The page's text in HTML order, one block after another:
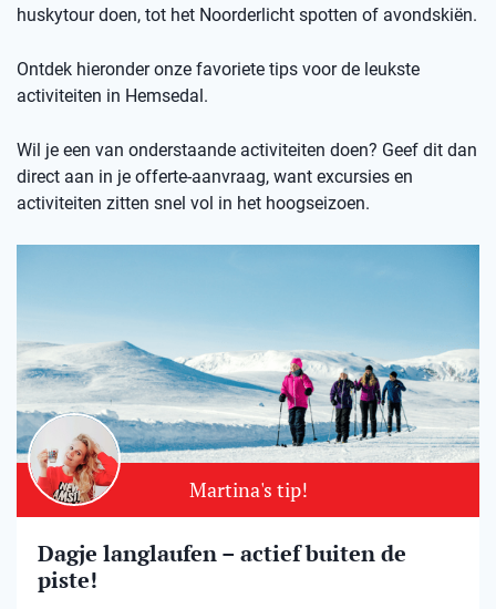
huskytour doen, tot het Noorderlicht spotten of avondskiën.
Ontdek hieronder onze favoriete tips voor de leukste
activiteiten in Hemsedal.
Wil je een van onderstaande activiteiten doen? Geef dit dan
direct aan in je offerte-aanvraag, want excursies en
activiteiten zitten snel vol in het hoogseizoen.
Martina's tip!
Dagje langlaufen – actief buiten de
piste!